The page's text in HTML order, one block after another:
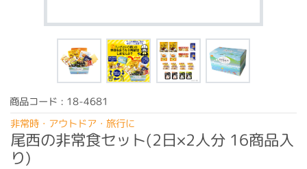
商品コード : 18-4681
非常時・アウトドア・旅行に
尾西の非常食セット(2日×2人分 16商品入
り)